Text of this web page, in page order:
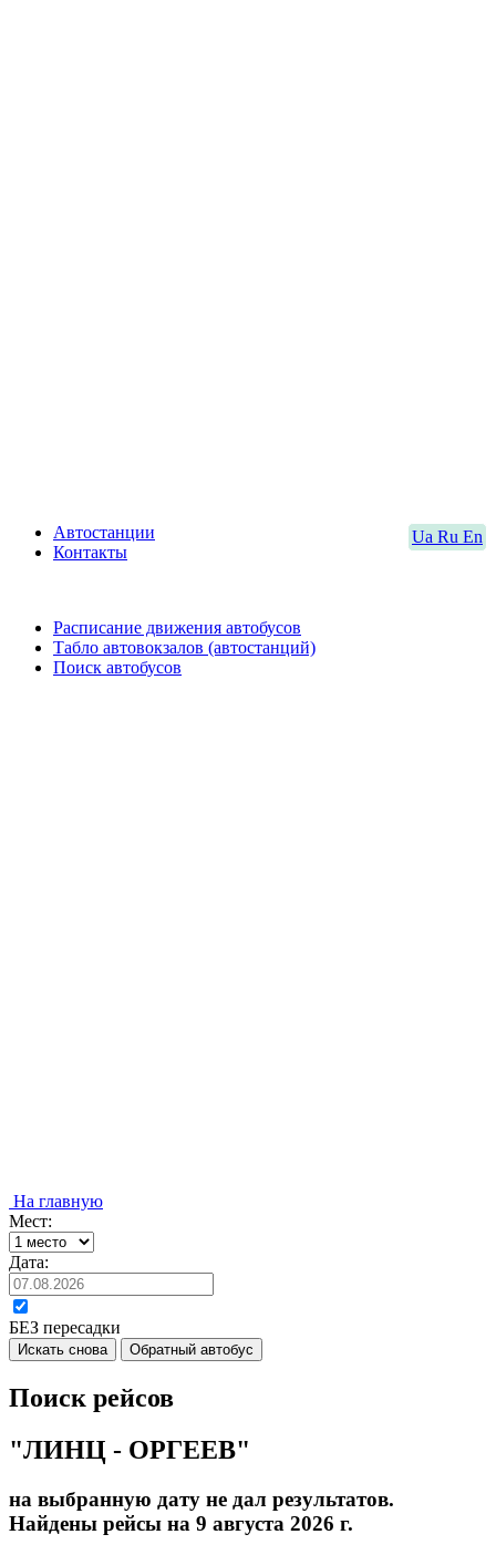
Ua Ru En
Автостанции
Контакты
Расписание движения автобусов
Табло автовокзалов (автостанций)
Поиск автобусов
На главную
Мест:
Дата:
БЕЗ пересадки
Искать снова Обратный автобус
Поиск рейсов
"ЛИНЦ - ОРГЕЕВ"
на выбранную дату не дал результатов.
Найдены рейсы на 9 августа 2026 г.